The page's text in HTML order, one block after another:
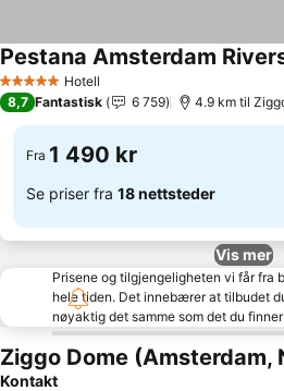
5 Stjerner Hotell
Pestana Amsterdam
8,7 Fantastisk 6 759 4.9 km til
Fra 1 490 kr
Se priser fra 18 nettsteder
Vis mer
Prisene og tilgjengeligheten vi får fra
hele tiden. Det innebærer at tilbudet
nøyaktig det samme som det du
Ziggo Dome (Amsterdam,
Kontakt